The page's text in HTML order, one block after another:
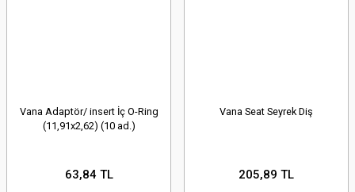
Vana Adaptör/ insert İç O-Ring
(11,91x2,62) (10 ad.)
63,84 TL
Vana Seat Seyrek Diş
205,89 TL